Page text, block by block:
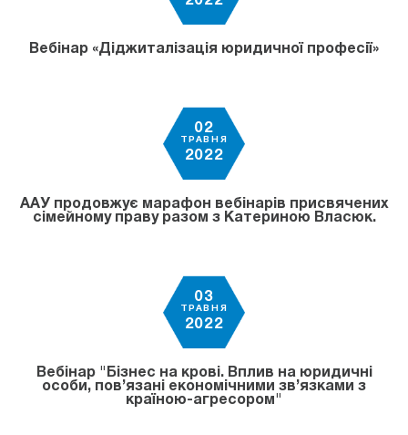
Вебінар «Діджиталізація юридичної професії»
02
ТРАВНЯ
2022
ААУ продовжує марафон вебінарів присвячених
сімейному праву разом з Катериною Власюк.
03
ТРАВНЯ
2022
Вебінар "Бізнес на крові. Вплив на юридичні
особи, пов’язані економічними зв’язками з
країною-агресором"